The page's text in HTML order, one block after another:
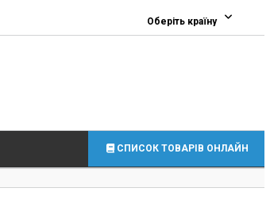
Оберіть країну
СПИСОК ТОВАРІВ ОНЛАЙН